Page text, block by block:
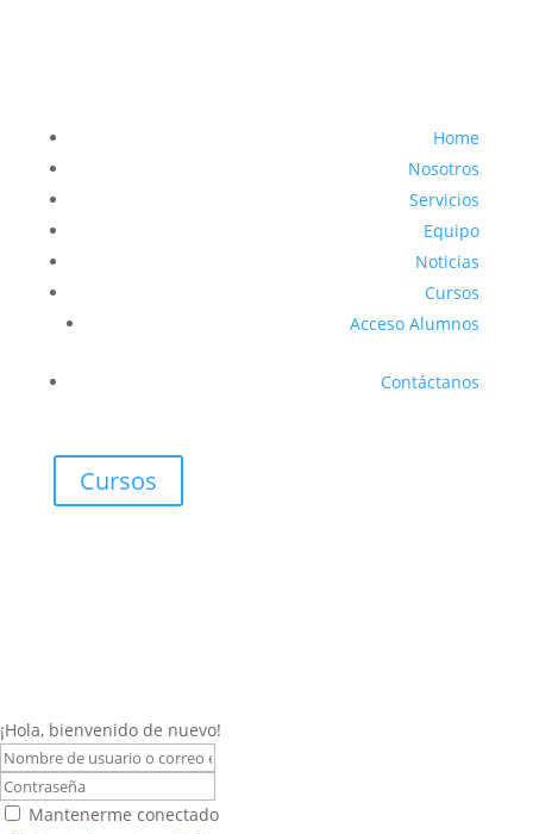
Home
Nosotros
Servicios
Equipo
Noticias
Cursos
Acceso Alumnos
Contáctanos
Cursos
¡Hola, bienvenido de nuevo!
Mantenerme conectado